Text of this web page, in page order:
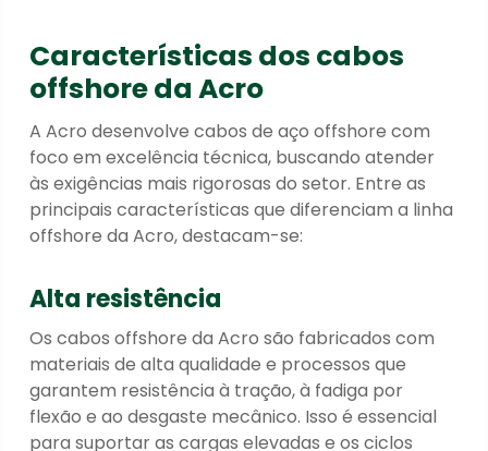
Características dos cabos
offshore da Acro
A Acro desenvolve cabos de aço offshore com
foco em excelência técnica, buscando atender
às exigências mais rigorosas do setor. Entre as
principais características que diferenciam a linha
offshore da Acro, destacam-se:
Alta resistência
Os cabos offshore da Acro são fabricados com
materiais de alta qualidade e processos que
garantem resistência à tração, à fadiga por
flexão e ao desgaste mecânico. Isso é essencial
para suportar as cargas elevadas e os ciclos